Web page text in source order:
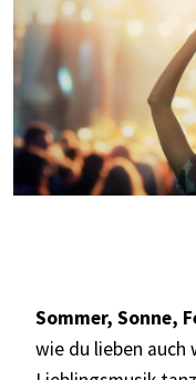
Sommer, Sonne,
wie du lieben auch